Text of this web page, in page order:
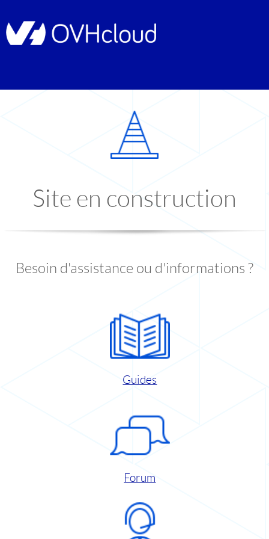
Site en construction
Besoin d'assistance ou d'informations ?
Guides
Forum